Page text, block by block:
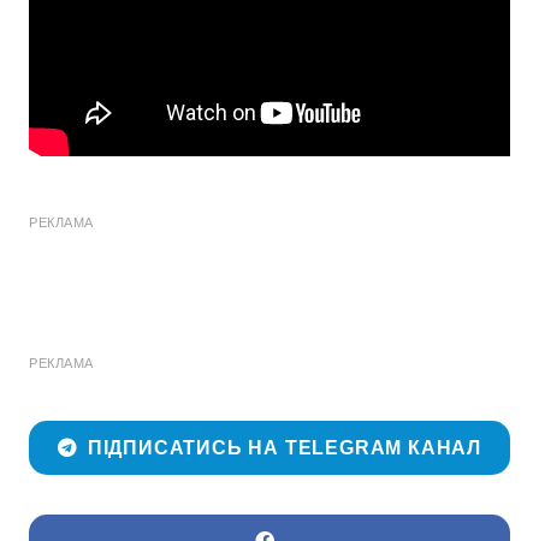
РЕКЛАМА
РЕКЛАМА
ПІДПИСАТИСЬ НА TELEGRAM КАНАЛ